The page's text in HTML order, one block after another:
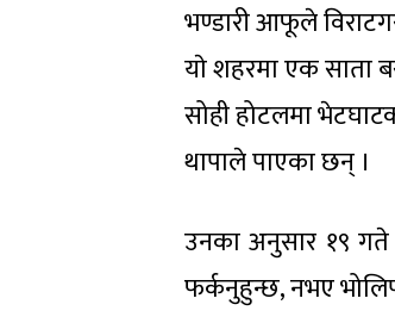
भण्डारी आफूले
याे शहरमा एक साता
सोही होटलमा
थापाले पाएका छन् ।
उनका अनुसार १९ गते
फर्कनुहुन्छ, नभए